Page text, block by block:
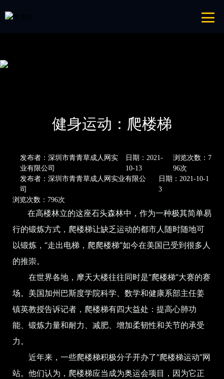
导航
网站地图
健身运动：爬楼梯
发布者：深圳市青青草成人网实
业有限公司
日期：2021-
10-13
浏览次数：7
96次
发布者：深圳市青青草成人网实业有限公
司
日期：2021-10-1
3
浏览次数：796次
在高楼林立的这座石头森林中，作为一种极其简单易
行的锻炼方式，爬楼梯让缺乏运动的都市人随时随地可
以锻炼，“走出电梯，爬爬楼梯”如今在美国已受到很多人
的推崇。
在世界各地，摩天大楼往往同时是“爬楼梯”大赛的赛
场。美国加州巴斯度学院科学、数学和健康系部主任姜
镇英教授告诉记者，爬楼梯有四大益处：提高心肺功
能、锻炼力量和耐力、减肥、增加柔韧性和关节的承受
力。
近年来，一些爬楼梯积极分子开办了“爬楼梯运动”网
站。他们认为，爬楼梯应当成为奥运会项目，因为它正